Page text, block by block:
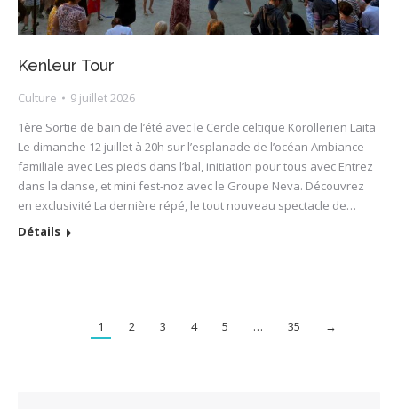
Kenleur Tour
Culture
9 juillet 2026
1ère Sortie de bain de l’été avec le Cercle celtique Korollerien Laïta
Le dimanche 12 juillet à 20h sur l’esplanade de l’océan Ambiance
familiale avec Les pieds dans l’bal, initiation pour tous avec Entrez
dans la danse, et mini fest-noz avec le Groupe Neva. Découvrez
en exclusivité La dernière répé, le tout nouveau spectacle de…
Détails
1 2 3 4 5 … 35 →